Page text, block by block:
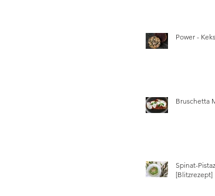
Power -
Bruschetta
Spinat-
[Blitzrezept]